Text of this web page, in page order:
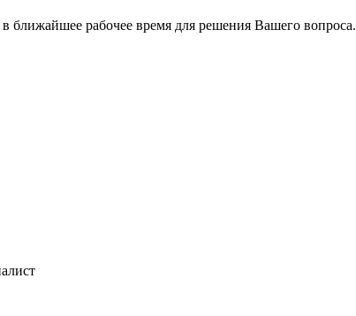
рабочее время для решения Вашего вопроса.